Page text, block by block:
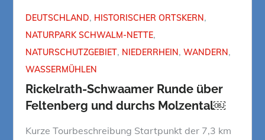
DEUTSCHLAND HISTORISCHER ORTSKERN
NATURPARK SCHWALM-NETTE
NATURSCHUTZGEBIET NIEDERRHEIN WANDERN
WASSERMÜHLEN
Rickelrath-Schwaamer Runde über
Feltenberg und durchs Molzental￼
Kurze Tourbeschreibung Startpunkt der 7,3 km